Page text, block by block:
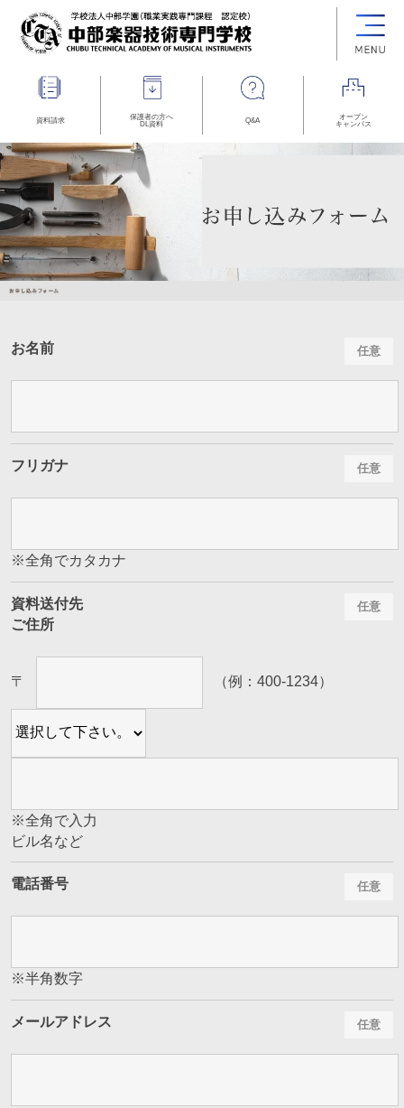
資料請求
保護者の方へ
DL資料
Q&A
オープン
キャンパス
お名前
フリガナ
※全角でカタカナ
資料送付先
ご住所
〒 （例：400-1234）
※全角で入力
ビル名など
電話番号
※半角数字
メールアドレス